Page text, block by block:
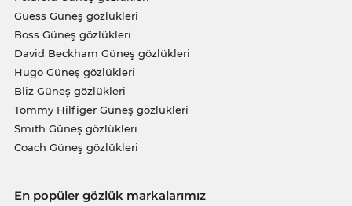
Guess Güneş gözlükleri
Boss Güneş gözlükleri
David Beckham Güneş gözlükleri
Hugo Güneş gözlükleri
Bliz Güneş gözlükleri
Tommy Hilfiger Güneş gözlükleri
Smith Güneş gözlükleri
Coach Güneş gözlükleri
En popüler gözlük markalarımız